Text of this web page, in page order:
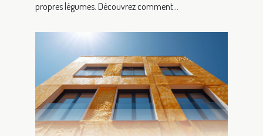
propres légumes. Découvrez comment...